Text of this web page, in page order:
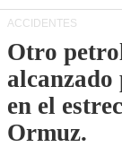
ACCIDENTES
Otro
en el
Ormuz.